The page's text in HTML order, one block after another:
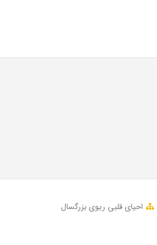
احیای قلبی ریوی بزرگسال